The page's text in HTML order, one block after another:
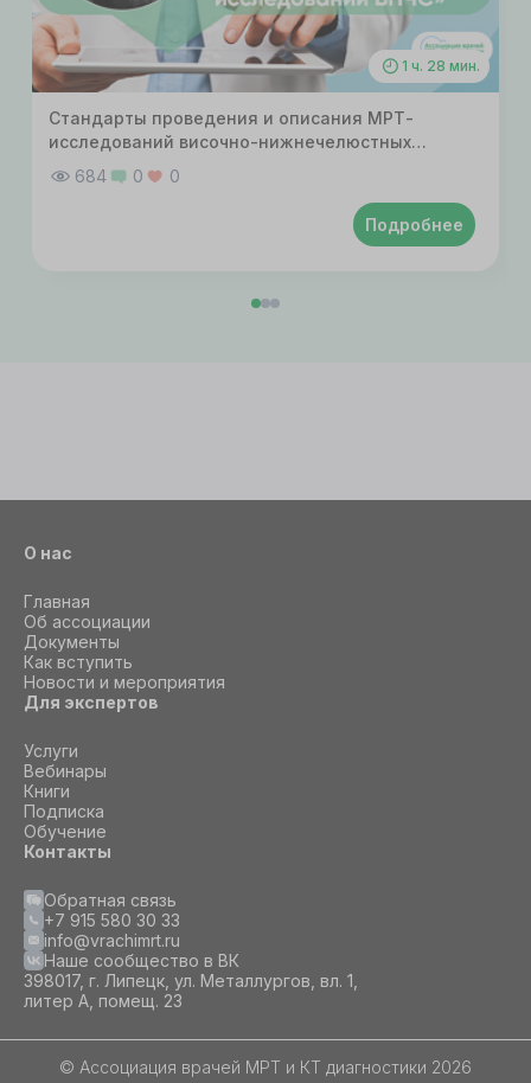
1 ч. 28 мин.
Стандарты проведения и описания МРТ-
исследований височно-нижнечелюстных
суставов
684 0 0
Подробнее
О нас
Главная
Об ассоциации
Документы
Как вступить
Новости и мероприятия
Для экспертов
Услуги
Вебинары
Книги
Подписка
Обучение
Контакты
Обратная связь
+7 915 580 30 33
info@vrachimrt.ru
Наше сообщество в ВК
398017, г. Липецк, ул. Металлургов, вл. 1,
литер А, помещ. 23
© Ассоциация врачей МРТ и КТ диагностики 2026